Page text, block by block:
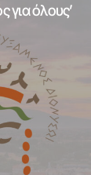
για όλους’